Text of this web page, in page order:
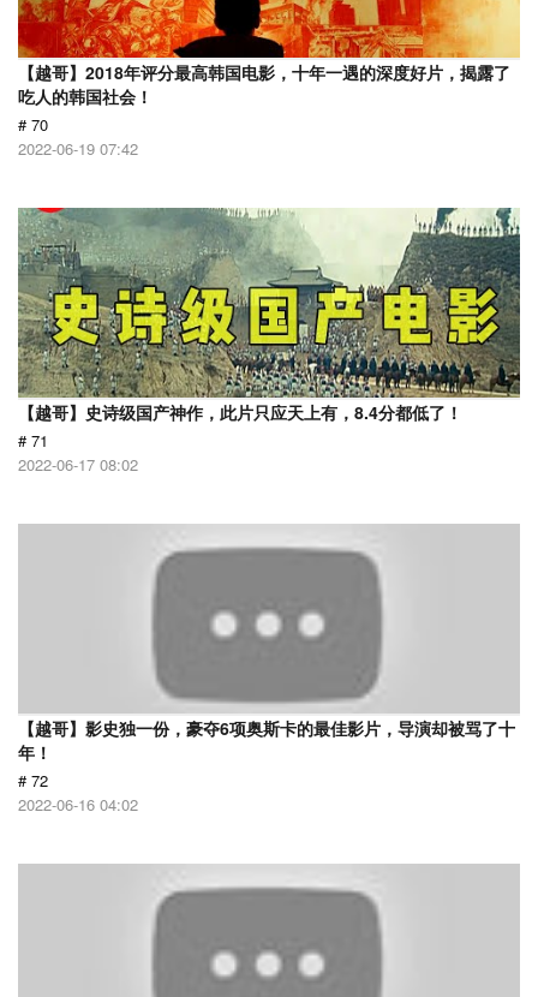
【越哥】2018年评分最高韩国电影，十年一遇的深度好片，揭露了
吃人的韩国社会！
# 70
2022-06-19 07:42
【越哥】史诗级国产神作，此片只应天上有，8.4分都低了！
# 71
2022-06-17 08:02
【越哥】影史独一份，豪夺6项奥斯卡的最佳影片，导演却被骂了十
年！
# 72
2022-06-16 04:02